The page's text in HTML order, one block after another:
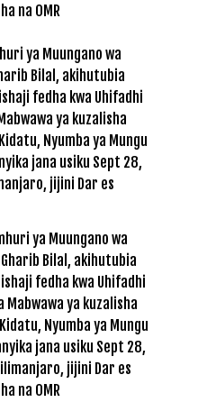
na OMR
ya Muungano wa
Bilal, akihutubia
fedha kwa Uhifadhi
ya kuzalisha
Nyumba ya Mungu
jana usiku Sept 28,
jijini Dar es
na OMR